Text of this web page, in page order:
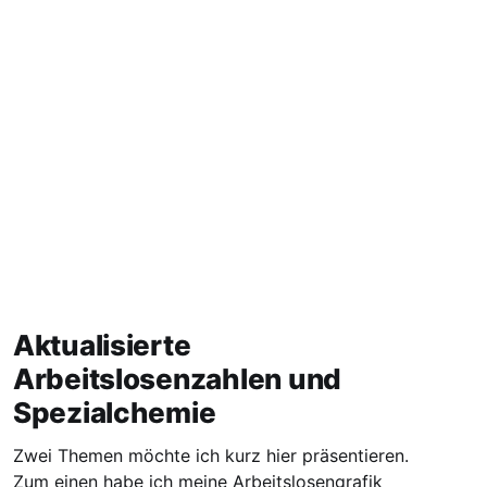
Aktualisierte
Arbeitslosenzahlen und
Spezialchemie
Zwei Themen möchte ich kurz hier präsentieren.
Zum einen habe ich meine Arbeitslosengrafik